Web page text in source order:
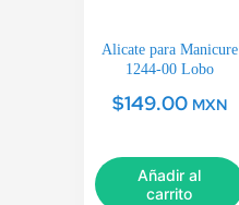
Alicate para Manicure
1244-00 Lobo
$149.00 MXN
Añadir al
carrito